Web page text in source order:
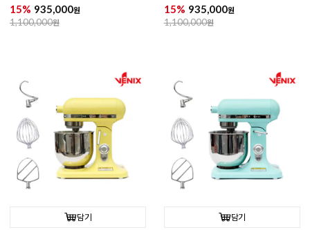
15% 935,000원
1,100,000원
15% 935,000원
1,100,000원
담기 담기